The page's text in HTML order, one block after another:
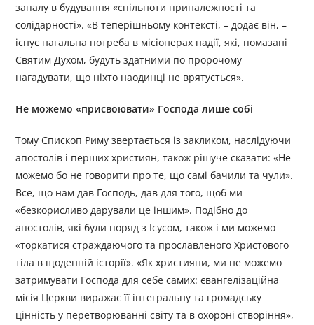
запалу в будування «спільноти приналежності та
солідарності». «В теперішньому контексті, – додає він, –
існує нагальна потреба в місіонерах надії, які, помазані
Святим Духом, будуть здатними по пророчому
нагадувати, що ніхто наодинці не врятується».
Не можемо «присвоювати» Господа лише собі
Тому Єпископ Риму звертається із закликом, наслідуючи
апостолів і перших християн, також рішуче сказати: «Не
можемо бо не говорити про те, що самі бачили та чули».
Все, що нам дав Господь, дав для того, щоб ми
«безкорисливо дарували це іншим». Подібно до
апостолів, які були поряд з Ісусом, також і ми можемо
«торкатися страждаючого та прославленого Христового
тіла в щоденній історії». «Як християни, ми не можемо
затримувати Господа для себе самих: євангелізаційна
місія Церкви виражає її інтегральну та громадську
цінність у перетворюванні світу та в охороні створіння»,